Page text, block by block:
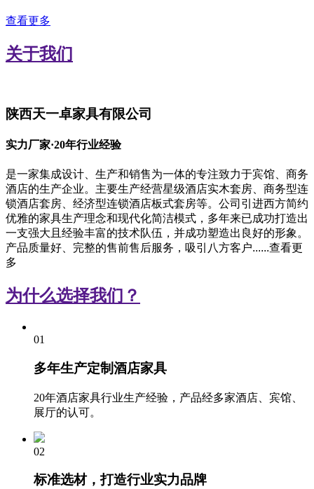
查看更多
关于我们
陕西天一卓家具有限公司
实力厂家·20年行业经验
是一家集成设计、生产和销售为一体的专注致力于宾馆、商务
酒店的生产企业。主要生产经营星级酒店实木套房、商务型连
锁酒店套房、经济型连锁酒店板式套房等。公司引进西方简约
优雅的家具生产理念和现代化简洁模式，多年来已成功打造出
一支强大且经验丰富的技术队伍，并成功塑造出良好的形象。
产品质量好、完整的售前售后服务，吸引八方客户......查看更
多
为什么选择我们？
01
多年生产定制酒店家具
20年酒店家具行业生产经验，产品经多家酒店、宾馆、
展厅的认可。
02
标准选材，打造行业实力品牌